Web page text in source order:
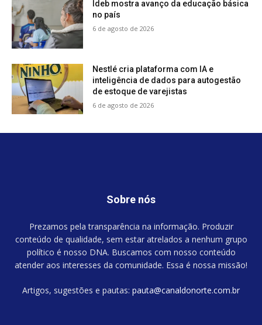
Ideb mostra avanço da educação básica
no país
6 de agosto de 2026
Nestlé cria plataforma com IA e
inteligência de dados para autogestão
de estoque de varejistas
6 de agosto de 2026
Sobre nós
Prezamos pela transparência na informação. Produzir
conteúdo de qualidade, sem estar atrelados a nenhum grupo
político é nosso DNA. Buscamos com nosso conteúdo
atender aos interesses da comunidade. Essa é nossa missão!
Artigos, sugestões e pautas: pauta@canaldonorte.com.br